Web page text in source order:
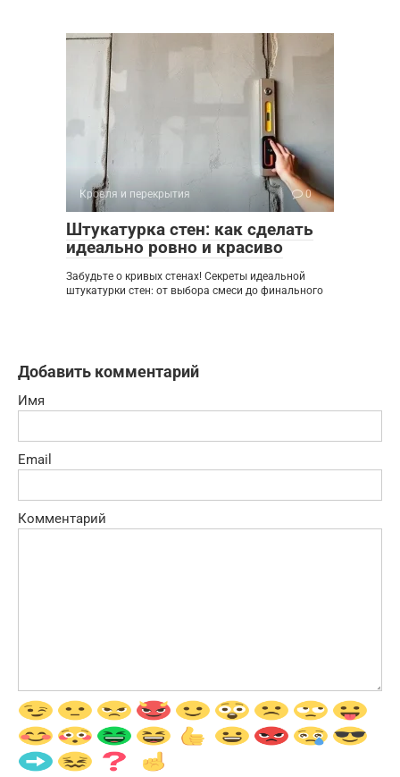
Кровля и перекрытия 0
Штукатурка стен: как сделать
идеально ровно и красиво
Забудьте о кривых стенах! Секреты идеальной
штукатурки стен: от выбора смеси до финального
Добавить комментарий
Имя
Email
Комментарий